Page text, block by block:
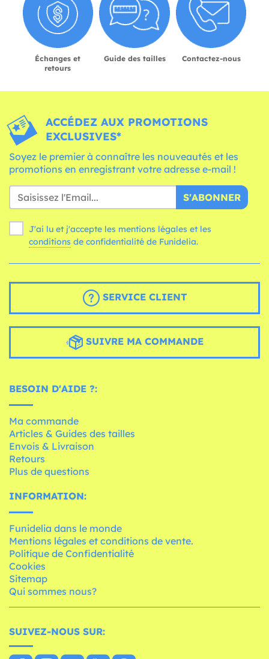
Échanges et
retours
Guide des tailles Contactez-nous
ACCÉDEZ AUX PROMOTIONS
EXCLUSIVES*
Soyez le premier à connaître les nouveautés et les
promotions en enregistrant votre adresse e-mail !
S'ABONNER
J'ai lu et j'accepte les mentions légales et les
conditions de confidentialité de Funidelia.
SERVICE CLIENT
SUIVRE MA COMMANDE
BESOIN D'AIDE ?:
Ma commande
Articles & Guides des tailles
Envois & Livraison
Retours
Plus de questions
INFORMATION:
Funidelia dans le monde
Mentions légales et conditions de vente.
Politique de Confidentialité
Cookies
Sitemap
Qui sommes nous?
SUIVEZ-NOUS SUR: